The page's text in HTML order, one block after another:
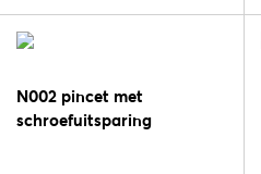
N002 pincet met
schroefuitsparing